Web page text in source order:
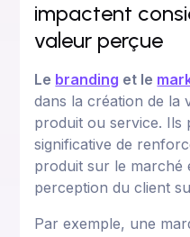
impactent
valeur perçue
Le branding et le
dans la création de la
produit ou service. Ils
significative de
produit sur le marché
perception du client
Par exemple, une